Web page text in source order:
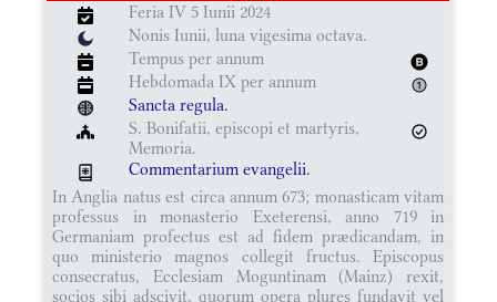
Feria IV 5 Iunii 2024
Nonis Iunii, luna vigesima octava.
Tempus per annum
Hebdomada IX per annum
Sancta regula.
S. Bonifatii, episcopi et martyris,
Memoria.
Commentarium evangelii.
In Anglia natus est circa annum 673; monasticam vitam
professus in monasterio Exeterensi, anno 719 in
Germaniam profectus est ad fidem prædicandam, in
quo ministerio magnos collegit fructus. Episcopus
consecratus, Ecclesiam Moguntinam (Mainz) rexit,
socios sibi adscivit, quorum opera plures fundavit vel